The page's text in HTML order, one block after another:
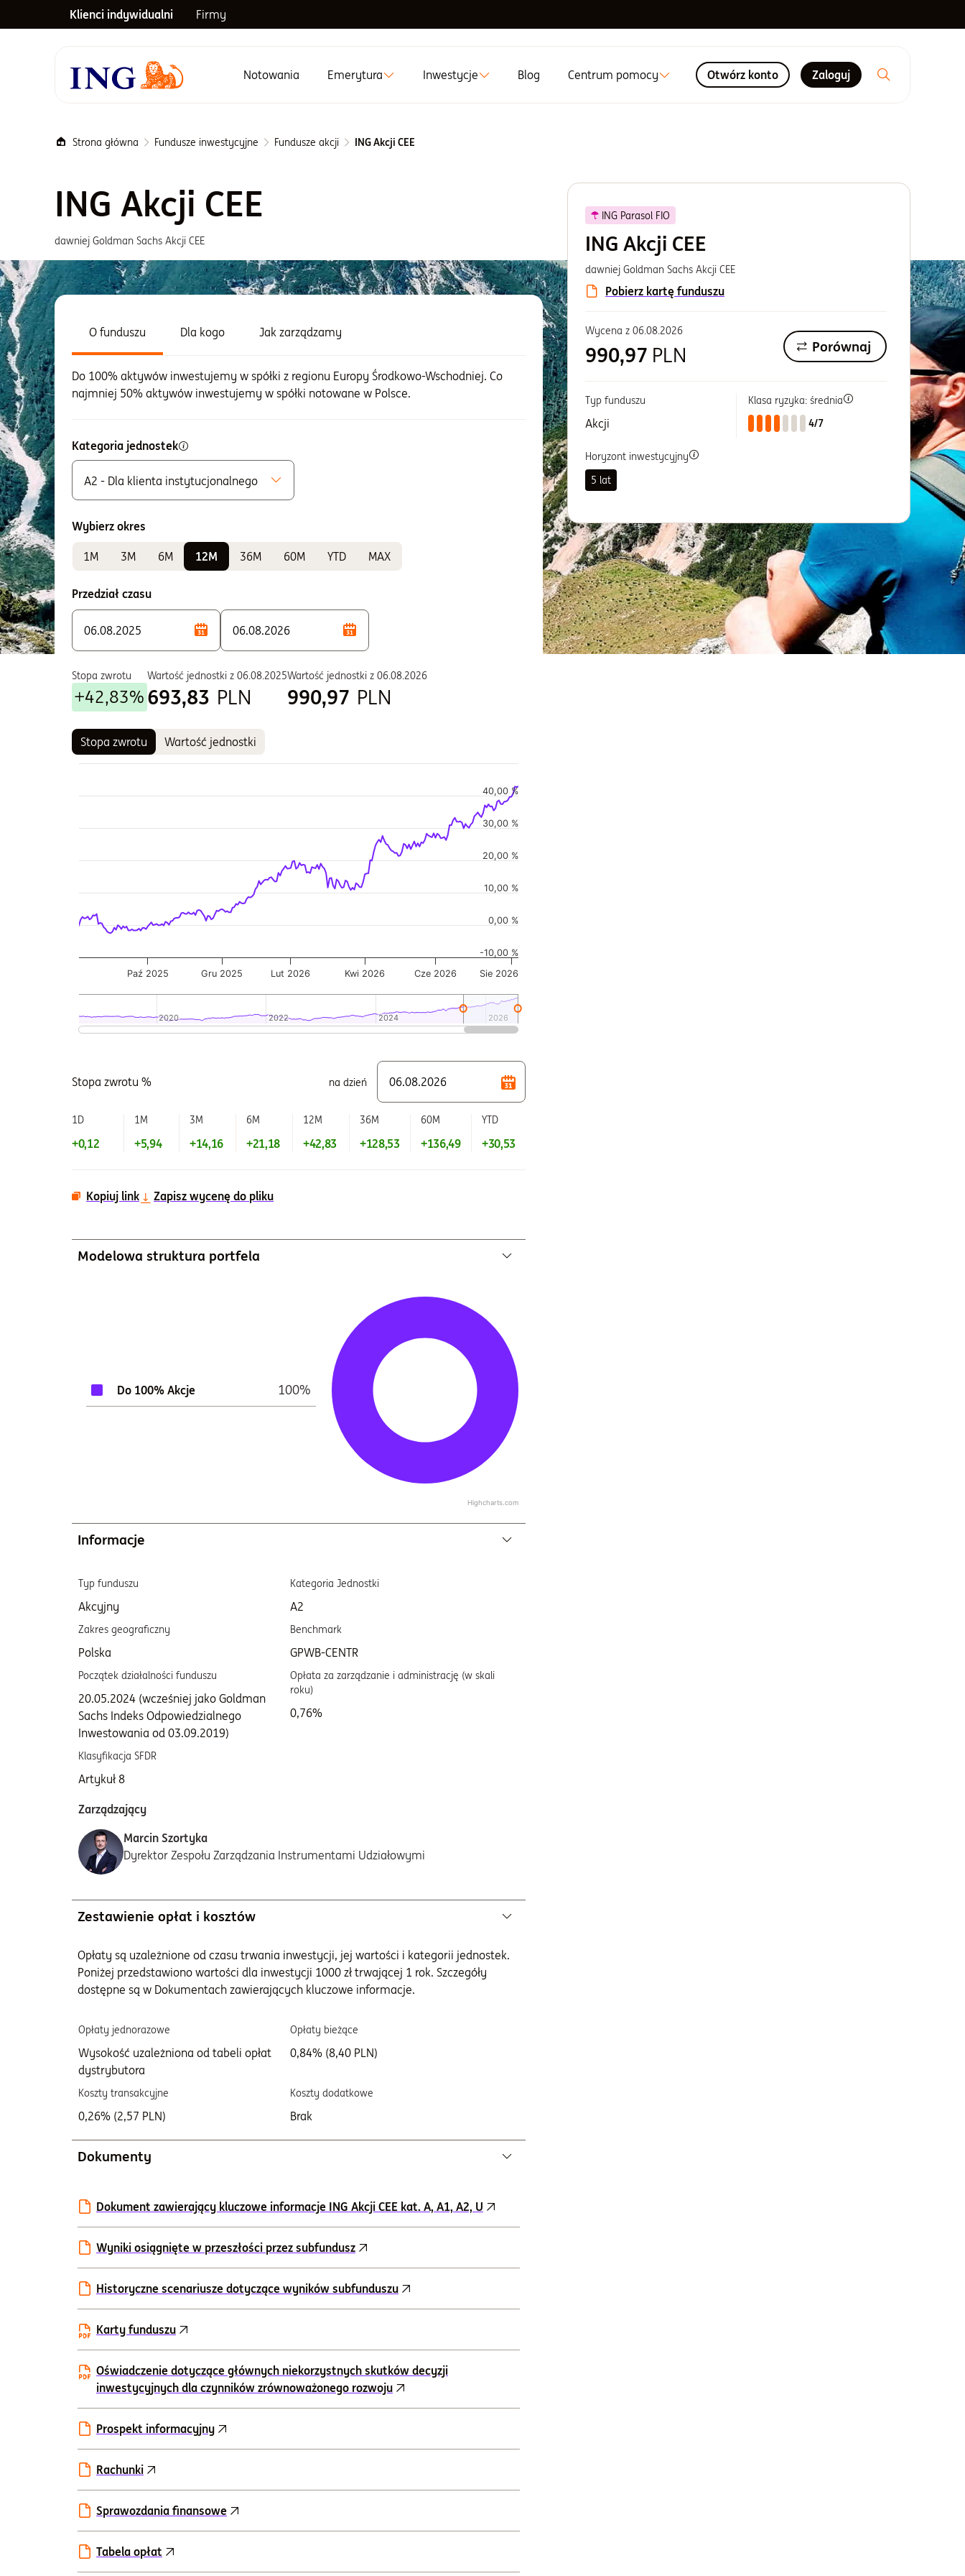
Klienci indywidualni Firmy
Menu główne
Notowania Emerytura Inwestycje Blog Centrum pomocy Otwórz konto Zaloguj
Strona główna Fundusze inwestycyjne Fundusze akcji ING Akcji CEE
ING Akcji CEE
dawniej Goldman Sachs Akcji CEE
ING Parasol FIO
ING Akcji CEE
dawniej Goldman Sachs Akcji CEE
Pobierz kartę funduszu
Wycena z 06.08.2026
990,97 PLN Porównaj
Typ funduszu
Akcji
Klasa ryzyka: średnia
4/7
Horyzont inwestycyjny
5 lat
O funduszu Dla kogo Jak zarządzamy
Do 100% aktywów inwestujemy w spółki z regionu Europy Środkowo-Wschodniej. Co
najmniej 50% aktywów inwestujemy w spółki notowane w Polsce.
Kategoria jednostek
A2 - Dla klienta instytucjonalnego
K - Zbywane w ramach IKE i IKZE
Do sprawdzania wyników
Wybierz okres
1M 3M 6M 12M 36M 60M YTD MAX
Przedział czasu
Stopa zwrotu
+42,83%
Wartość jednostki z 06.08.2025
693,83 PLN
Wartość jednostki z 06.08.2026
990,97 PLN
Stopa zwrotu Wartość jednostki
Wykres pokazuje historię wartości jednostki funduszu
Wykres ma 2 osi Y wyświetlające Wartość jednostki w czasie, i Wartość jednostki w czasie.
Paź 2025 Gru 2025 Lut 2026 Kwi 2026 Cze 2026 Sie 2026
2020
2020 2022
2022 2024
2024 2026
2026
0,00 %
-10,00 %
10,00 %
20,00 %
30,00 %
40,00 %
Stopa zwrotu % na dzień
1D 1M 3M 6M 12M 36M 60M YTD
+0,12 +5,94 +14,16 +21,18 +42,83 +128,53 +136,49 +30,53
Kopiuj link Zapisz wycenę do pliku
Modelowa struktura portfela
Highcharts.com
Do 100% Akcje 100%
Informacje
Typ funduszu
Akcyjny
Kategoria Jednostki
A2
Zakres geograficzny
Polska
Benchmark
GPWB-CENTR
Początek działalności funduszu
20.05.2024 (wcześniej jako Goldman
Sachs Indeks Odpowiedzialnego
Inwestowania od 03.09.2019)
Opłata za zarządzanie i administrację (w skali
roku)
0,76%
Klasyfikacja SFDR
Artykuł 8
Zarządzający
Marcin Szortyka
Dyrektor Zespołu Zarządzania Instrumentami Udziałowymi
Zestawienie opłat i kosztów
Opłaty są uzależnione od czasu trwania inwestycji, jej wartości i kategorii jednostek.
Poniżej przedstawiono wartości dla inwestycji 1000 zł trwającej 1 rok. Szczegóły
dostępne są w Dokumentach zawierających kluczowe informacje.
Opłaty jednorazowe
Wysokość uzależniona od tabeli opłat
dystrybutora
Opłaty bieżące
0,84% (8,40 PLN)
Koszty transakcyjne
0,26% (2,57 PLN)
Koszty dodatkowe
Brak
Dokumenty
Dokument zawierający kluczowe informacje ING Akcji CEE kat. A, A1, A2, U
Wyniki osiągnięte w przeszłości przez subfundusz
Historyczne scenariusze dotyczące wyników subfunduszu
Karty funduszu
Oświadczenie dotyczące głównych niekorzystnych skutków decyzji
inwestycyjnych dla czynników zrównoważonego rozwoju
Prospekt informacyjny
Rachunki
Sprawozdania finansowe
Tabela opłat